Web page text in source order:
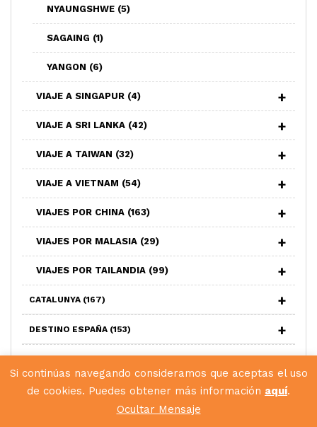
NYAUNGSHWE (5)
SAGAING (1)
YANGON (6)
VIAJE A SINGAPUR (4)
VIAJE A SRI LANKA (42)
VIAJE A TAIWAN (32)
VIAJE A VIETNAM (54)
VIAJES POR CHINA (163)
VIAJES POR MALASIA (29)
VIAJES POR TAILANDIA (99)
CATALUNYA (167)
DESTINO ESPAÑA (153)
MAS(91)
Si continúas navegando consideramos que aceptas el uso
de cookies. Puedes obtener más información aquí.
Ocultar Mensaje